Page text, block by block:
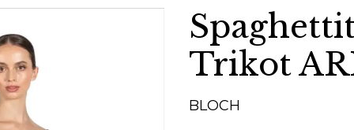
Trikot
BLOCH